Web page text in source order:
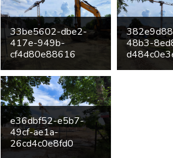
33be5602-dbe2-
417e-949b-
cf4d80e88616
48b3-
e36dbf52-e5b7-
49cf-ae1a-
26cd4c0e8fd0